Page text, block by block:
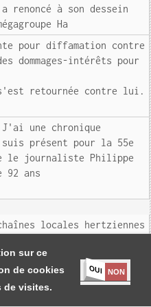
sur ce
de cookies
de visites.
OUI NON
à son dessein
Ha
pour diffamation contre
dommages-intérêts pour
retournée contre lui.
une chronique
suis présent pour la 55e
le journaliste Philippe
92 ans
locales hertziennes